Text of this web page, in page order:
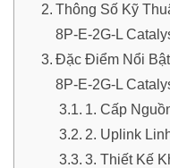
Thông Số Kỹ
8P-E-2G-L
Đặc Điểm Nổi
8P-E-2G-L
1. Cấp
2. Uplink
3. Thiết Kế